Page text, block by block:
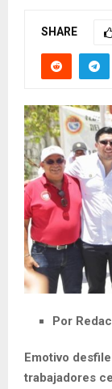
SHARE
Por
Emotivo
trabajadores